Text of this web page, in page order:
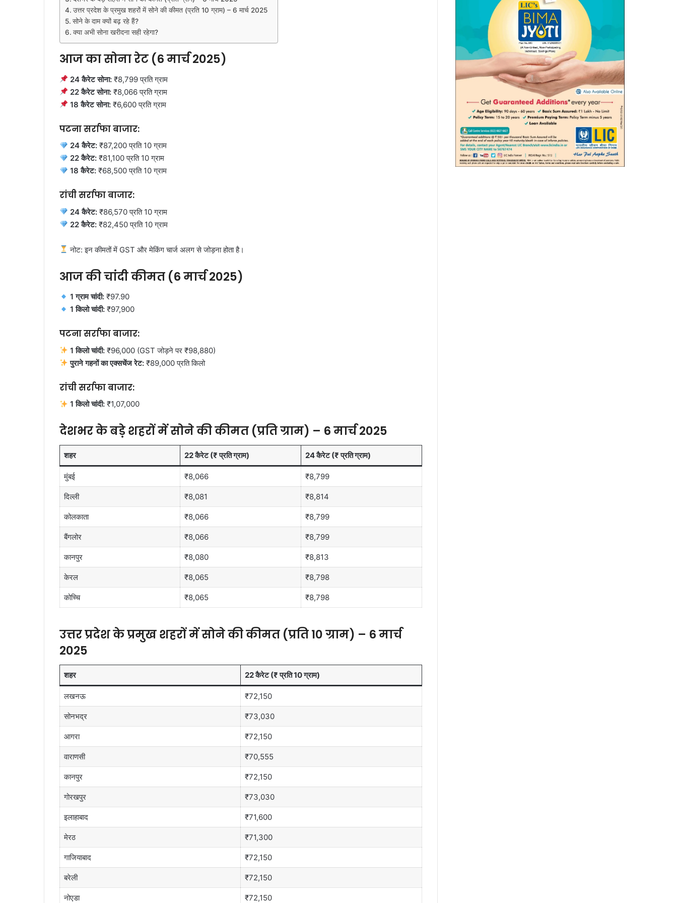
उत्तर प्रदेश के प्रमुख शहरों में सोने की कीमत (प्रति 10 ग्राम) – 6 मार्च 2025
सोने के दाम क्यों बढ़ रहे हैं?
क्या अभी सोना खरीदना सही रहेगा?
आज का सोना रेट (6 मार्च 2025)
24 कैरेट सोना: ₹8,799 प्रति ग्राम
22 कैरेट सोना: ₹8,066 प्रति ग्राम
18 कैरेट सोना: ₹6,600 प्रति ग्राम
पटना सर्राफा बाजार:
24 कैरेट: ₹87,200 प्रति 10 ग्राम
22 कैरेट: ₹81,100 प्रति 10 ग्राम
18 कैरेट: ₹68,500 प्रति 10 ग्राम
रांची सर्राफा बाजार:
24 कैरेट: ₹86,570 प्रति 10 ग्राम
22 कैरेट: ₹82,450 प्रति 10 ग्राम
नोट: इन कीमतों में GST और मेकिंग चार्ज अलग से जोड़ना होता है।
आज की चांदी कीमत (6 मार्च 2025)
1 ग्राम चांदी: ₹97.90
1 किलो चांदी: ₹97,900
पटना सर्राफा बाजार:
1 किलो चांदी: ₹96,000 (GST जोड़ने पर ₹98,880)
पुराने गहनों का एक्सचेंज रेट: ₹89,000 प्रति किलो
रांची सर्राफा बाजार:
1 किलो चांदी: ₹1,07,000
देशभर के बड़े शहरों में सोने की कीमत (प्रति ग्राम) – 6 मार्च 2025
शहर 22 कैरेट (₹ प्रति ग्राम) 24 कैरेट (₹ प्रति ग्राम)
मुंबई ₹8,066 ₹8,799
दिल्ली ₹8,081 ₹8,814
कोलकाता ₹8,066 ₹8,799
बैंगलोर ₹8,066 ₹8,799
कानपुर ₹8,080 ₹8,813
केरल ₹8,065 ₹8,798
कोच्चि ₹8,065 ₹8,798
उत्तर प्रदेश के प्रमुख शहरों में सोने की कीमत (प्रति 10 ग्राम) – 6 मार्च
2025
शहर 22 कैरेट (₹ प्रति 10 ग्राम)
लखनऊ ₹72,150
सोनभद्र ₹73,030
आगरा ₹72,150
वाराणसी ₹70,555
कानपुर ₹72,150
गोरखपुर ₹73,030
इलाहाबाद ₹71,600
मेरठ ₹71,300
गाजियाबाद ₹72,150
बरेली ₹72,150
नोएडा ₹72,150